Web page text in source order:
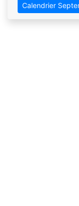
Calendrier